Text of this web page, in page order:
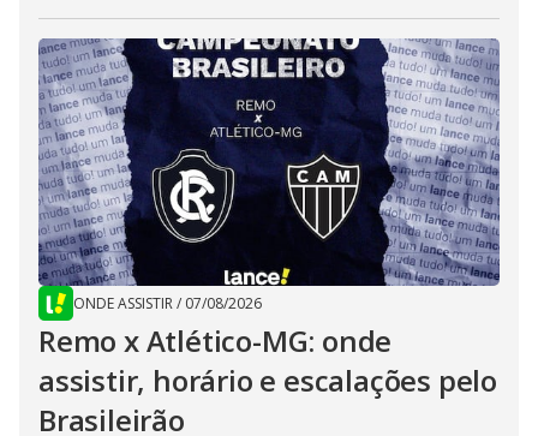
ONDE ASSISTIR/ 07/08/2026
Remo x Atlético-MG: onde
assistir, horário e escalações pelo
Brasileirão